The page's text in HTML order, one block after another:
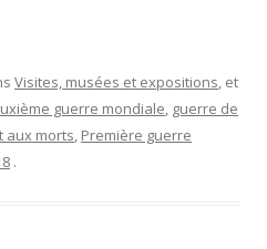
Visites, musées et expositions, et
guerre mondiale, guerre de
aux morts, Première guerre
.